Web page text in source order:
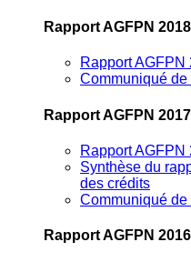
Rapport AGFPN 2018
Rapport
Communiqué
Rapport AGFPN 2017
Rapport
Synthèse du
des crédits
Communiqué
Rapport AGFPN 2016